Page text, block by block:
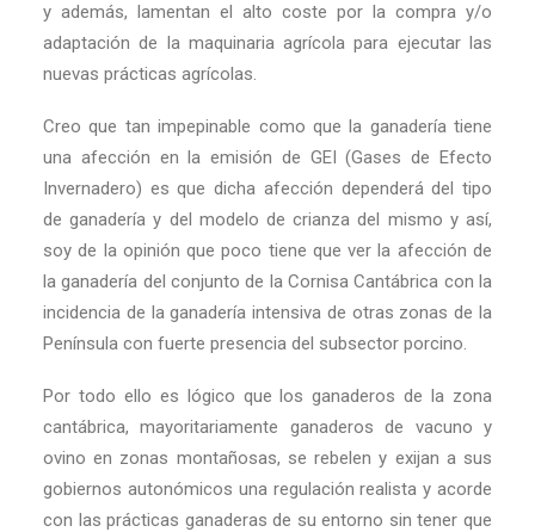
y además, lamentan el alto coste por la compra y/o
adaptación de la maquinaria agrícola para ejecutar las
nuevas prácticas agrícolas.
Creo que tan impepinable como que la ganadería tiene
una afección en la emisión de GEI (Gases de Efecto
Invernadero) es que dicha afección dependerá del tipo
de ganadería y del modelo de crianza del mismo y así,
soy de la opinión que poco tiene que ver la afección de
la ganadería del conjunto de la Cornisa Cantábrica con la
incidencia de la ganadería intensiva de otras zonas de la
Península con fuerte presencia del subsector porcino.
Por todo ello es lógico que los ganaderos de la zona
cantábrica, mayoritariamente ganaderos de vacuno y
ovino en zonas montañosas, se rebelen y exijan a sus
gobiernos autonómicos una regulación realista y acorde
con las prácticas ganaderas de su entorno sin tener que